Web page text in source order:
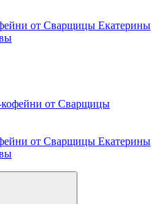
от Сварщицы Екатерины
кофейни от Сварщицы
от Сварщицы Екатерины